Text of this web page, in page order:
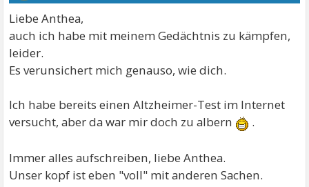
Liebe Anthea,
auch ich habe mit meinem Gedächtnis zu kämpfen,
leider.
Es verunsichert mich genauso, wie dich.
Ich habe bereits einen Altzheimer-Test im Internet
versucht, aber da war mir doch zu albern
.
Immer alles aufschreiben, liebe Anthea.
Unser kopf ist eben "voll" mit anderen Sachen.